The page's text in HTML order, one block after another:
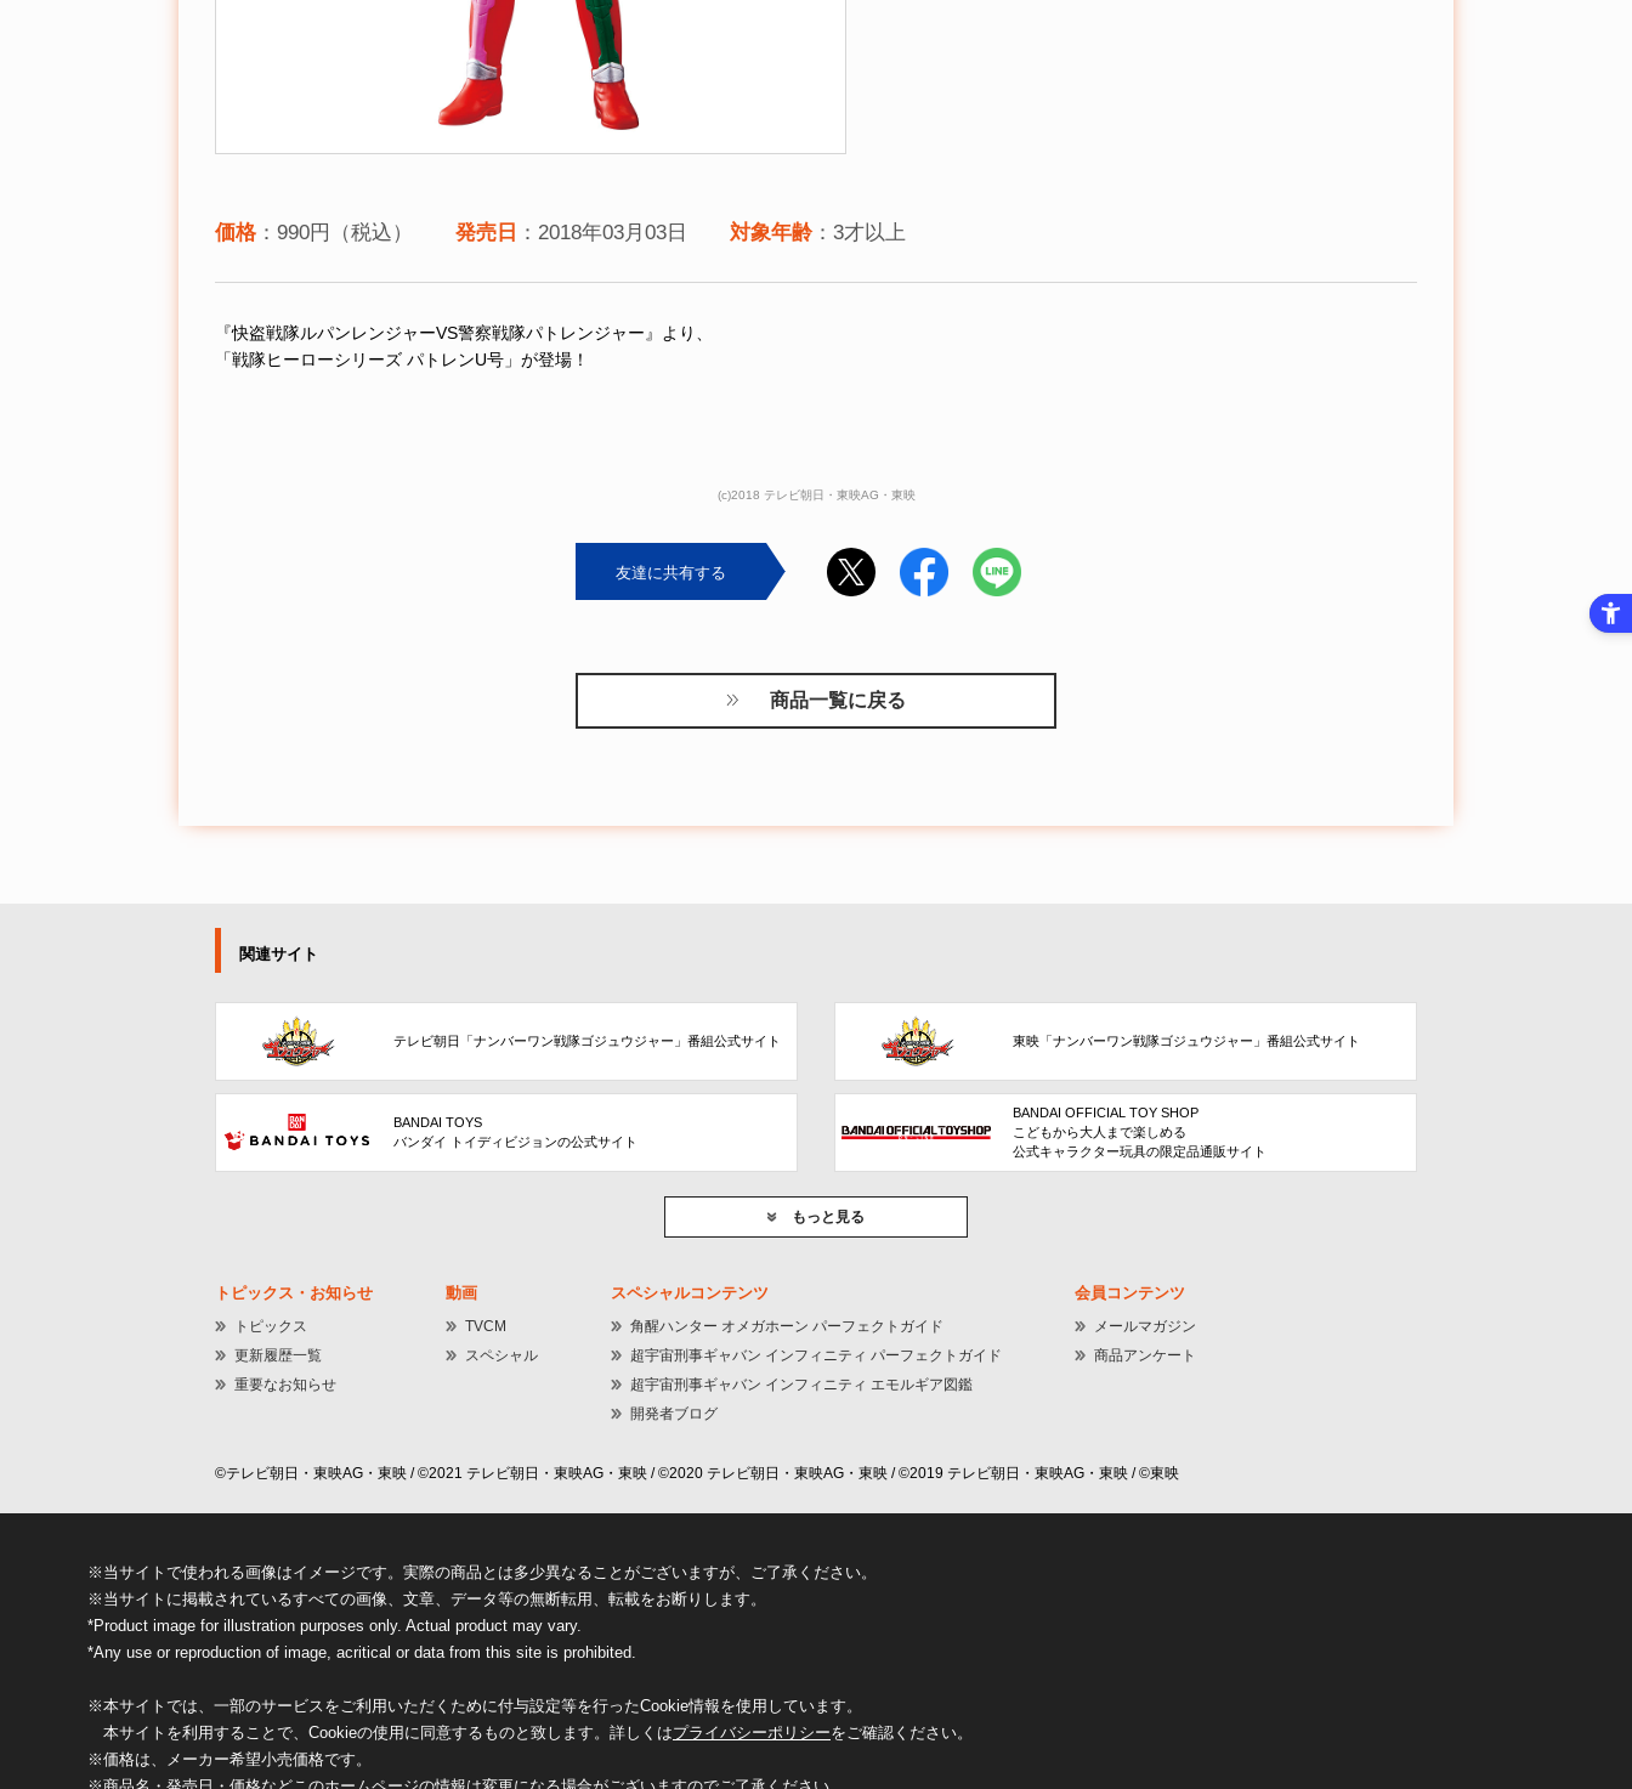
価格 ：990円（税込） 発売日 ：2018年03月03日 対象年齢：3才以上
『快盗戦隊ルパンレンジャーVS警察戦隊パトレンジャー』より、
「戦隊ヒーローシリーズ パトレンU号」が登場！
(c)2018 テレビ朝日・東映AG・東映
友達に共有する
商品一覧に戻る
関連サイト
テレビ朝日「ナンバーワン戦隊ゴジュウジャー」番組公式サイト 東映「ナンバーワン戦隊ゴジュウジャー」番組公式サイト
BANDAI TOYS
バンダイ トイディビジョンの公式サイト
BANDAI OFFICIAL TOY SHOP
こどもから大人まで楽しめる
公式キャラクター玩具の限定品通販サイト
もっと見る
トピックス・お知らせ
トピックス
更新履歴一覧
重要なお知らせ
動画
TVCM
スペシャル
スペシャルコンテンツ
角醒ハンター オメガホーン パーフェクトガイド
超宇宙刑事ギャバン インフィニティ パーフェクトガイド
超宇宙刑事ギャバン インフィニティ エモルギア図鑑
開発者ブログ
会員コンテンツ
メールマガジン
商品アンケート
©テレビ朝日・東映AG・東映 / ©2021 テレビ朝日・東映AG・東映 / ©2020 テレビ朝日・東映AG・東映 / ©2019 テレビ朝日・東映AG・東映 / ©東映
※当サイトで使われる画像はイメージです。実際の商品とは多少異なることがございますが、ご了承ください。
※当サイトに掲載されているすべての画像、文章、データ等の無断転用、転載をお断りします。
*Product image for illustration purposes only. Actual product may vary.
*Any use or reproduction of image, acritical or data from this site is prohibited.
※本サイトでは、一部のサービスをご利用いただくために付与設定等を行ったCookie情報を使用しています。
本サイトを利用することで、Cookieの使用に同意するものと致します。詳しくはプライバシーポリシーをご確認ください。
※価格は、メーカー希望小売価格です。